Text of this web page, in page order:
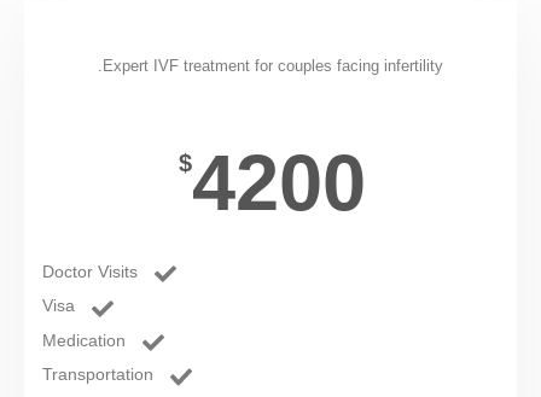
Expert IVF treatment for couples facing infertility.
$4200
Doctor Visits
Visa
Medication
Transportation